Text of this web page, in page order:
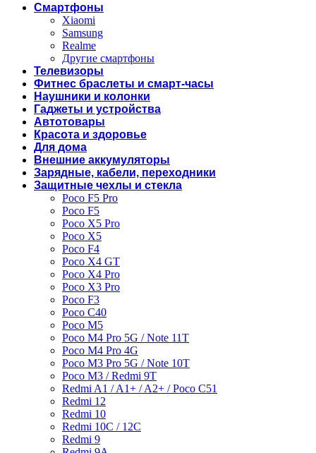
Смартфоны
Xiaomi
Samsung
Realme
Другие смартфоны
Телевизоры
Фитнес браслеты и смарт-часы
Наушники и колонки
Гаджеты и устройства
Автотовары
Красота и здоровье
Для дома
Внешние аккумуляторы
Зарядные, кабели, переходники
Защитные чехлы и стекла
Poco F5 Pro
Poco F5
Poco X5 Pro
Poco X5
Poco F4
Poco X4 GT
Poco X4 Pro
Poco X3 Pro
Poco F3
Poco C40
Poco M5
Poco M4 Pro 5G / Note 11T
Poco M4 Pro 4G
Poco M3 Pro 5G / Note 10T
Poco M3 / Redmi 9T
Redmi A1 / A1+ / A2+ / Poco C51
Redmi 12
Redmi 10
Redmi 10C / 12C
Redmi 9